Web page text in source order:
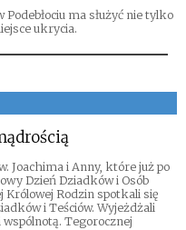
ma służyć nie tylko
ukrycia.
Joachima i Anny, które już po
Dzień Dziadków i Osób
Rodzin spotkali się
i Teściów. Wyjeżdżali
Tegorocznej